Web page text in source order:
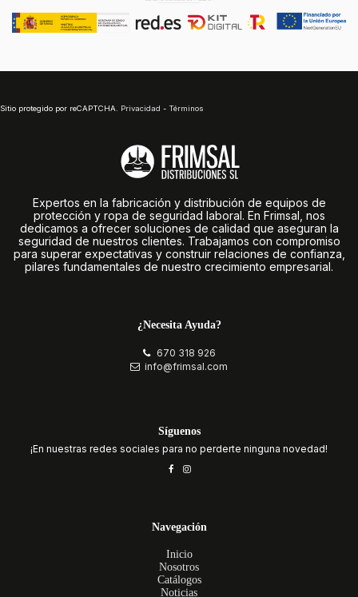
¿Necesita Ayuda?
670 318 926
info@frimsal.com
Síguenos
¡En nuestras redes sociales para no perderte ninguna novedad!
Navegación
Inicio
Nosotros
Catálogos
Noticias
Expertos en la fabricación y distribución de equipos de
protección y ropa de seguridad laboral. En Frimsal, nos
dedicamos a ofrecer soluciones de calidad que aseguran la
seguridad de nuestros clientes. Trabajamos con compromiso
para superar expectativas y construir relaciones de confianza,
pilares fundamentales de nuestro crecimiento empresarial.
Sitio protegido por reCAPTCHA. Privacidad - Términos